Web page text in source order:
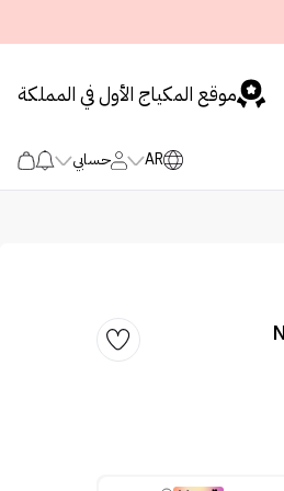
موقع المكياج الأول في المملكة
AR حسابي